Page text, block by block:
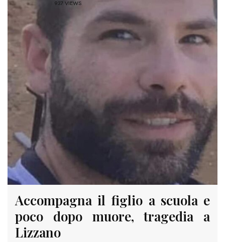
937 VIEWS
Accompagna il figlio a scuola e
poco dopo muore, tragedia a
Lizzano